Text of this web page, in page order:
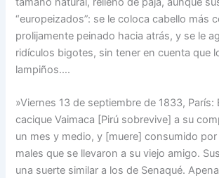
“europeizados”: se le coloca cabello más
prolijamente peinado hacia atrás, y se le
ridículos bigotes, sin tener en cuenta que
lampiños….
»Viernes 13 de septiembre de 1833, París:
cacique Vaimaca [Pirú sobrevive] a su
un mes y medio, y [muere] consumido
males que se llevaron a su viejo amigo.
una suerte similar a los de Senaqué.